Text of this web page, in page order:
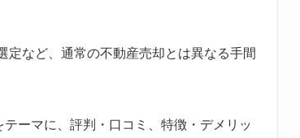
定など、通常の不動産売却とは異なる手間
ーマに、評判・口コミ、特徴・デメリッ